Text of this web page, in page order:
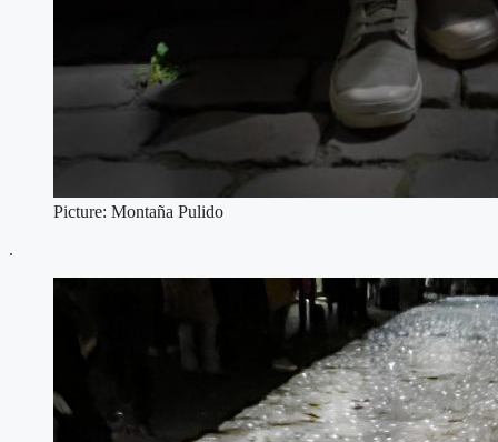
Picture: Montaña Pulido
.